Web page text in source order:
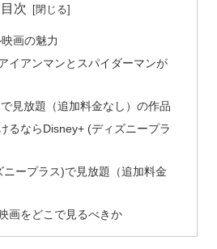
目次
画の魅力
イアンマンとスパイダーマンが
見放題（追加料金なし）の作品
るならDisney+ (ディズニープラ
ニープラス)で見放題（追加料金
画をどこで見るべきか